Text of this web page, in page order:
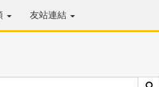
友站連結